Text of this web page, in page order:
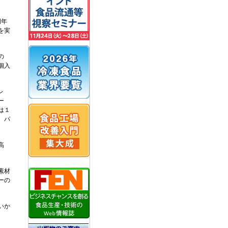
実
入
１
パ
材
の
か